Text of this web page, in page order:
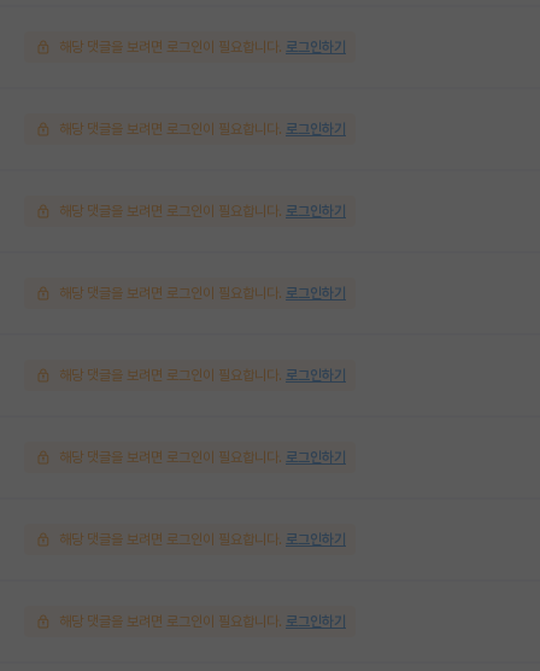
해당 댓글을 보려면 로그인이 필요합니다. 로그인하기
해당 댓글을 보려면 로그인이 필요합니다. 로그인하기
해당 댓글을 보려면 로그인이 필요합니다. 로그인하기
해당 댓글을 보려면 로그인이 필요합니다. 로그인하기
해당 댓글을 보려면 로그인이 필요합니다. 로그인하기
해당 댓글을 보려면 로그인이 필요합니다. 로그인하기
해당 댓글을 보려면 로그인이 필요합니다. 로그인하기
해당 댓글을 보려면 로그인이 필요합니다. 로그인하기